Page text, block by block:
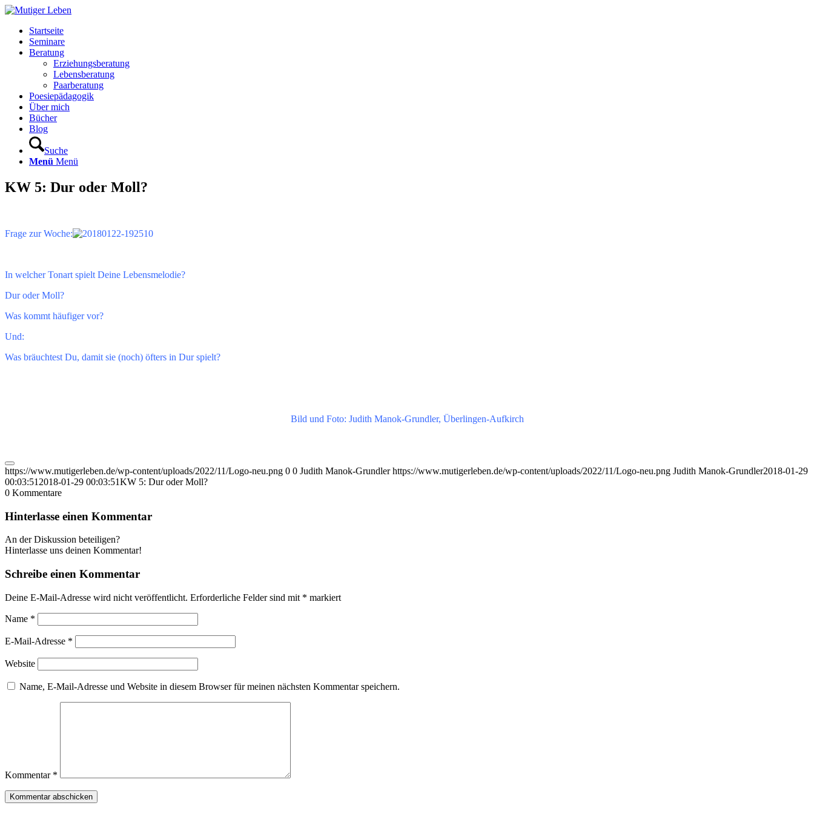
Startseite
Seminare
Beratung
Erziehungsberatung
Lebensberatung
Paarberatung
Poesiepädagogik
Über mich
Bücher
Blog
Suche
Menü Menü
KW 5: Dur oder Moll?
Frage zur Woche:
In welcher Tonart spielt Deine Lebensmelodie?
Dur oder Moll?
Was kommt häufiger vor?
Und:
Was bräuchtest Du, damit sie (noch) öfters in Dur spielt?
Bild und Foto: Judith Manok-Grundler, Überlingen-Aufkirch
https://www.mutigerleben.de/wp-content/uploads/2022/11/Logo-neu.png 0 0 Judith Manok-Grundler https://www.mutigerleben.de/wp-content/uploads/2022/11/Logo-neu.png Judith Manok-Grundler2018-01-29
00:03:51 2018-01-29 00:03:51KW 5: Dur oder Moll?
0 Kommentare
Hinterlasse einen Kommentar
An der Diskussion beteiligen?
Hinterlasse uns deinen Kommentar!
Schreibe einen Kommentar
Deine E-Mail-Adresse wird nicht veröffentlicht. Erforderliche Felder sind mit * markiert
Name *
E-Mail-Adresse *
Website
Name, E-Mail-Adresse und Website in diesem Browser für meinen nächsten Kommentar speichern.
Kommentar *